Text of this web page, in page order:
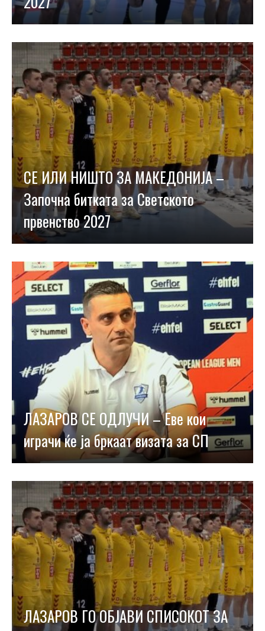
СЕ ИЛИ НИШТО ЗА МАКЕДОНИЈА –
Започна битката за Светското
првенство 2027
ЛАЗАРОВ СЕ ОДЛУЧИ – Еве кои
играчи ќе ја бркаат визата за СП
ЛАЗАРОВ ГО ОБЈАВИ СПИСОКОТ ЗА